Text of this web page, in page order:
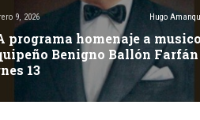
9, 2026 Hugo
programa homenaje a musico
Benigno Ballón
13